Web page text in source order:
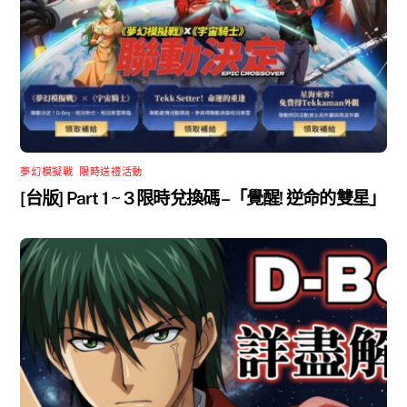
夢幻模擬戰 限時送禮活動
[台版] Part 1 ~ 3 限時兌換碼 –「覺醒! 逆命的雙星」